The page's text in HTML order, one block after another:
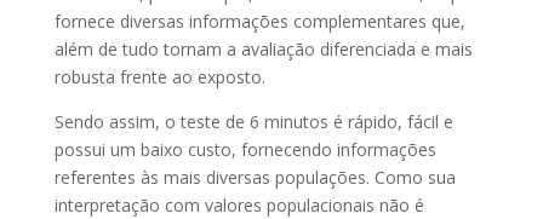
fornece diversas informações complementares que,
além de tudo tornam a avaliação diferenciada e mais
robusta frente ao exposto.
Sendo assim, o teste de 6 minutos é rápido, fácil e
possui um baixo custo, fornecendo informações
referentes às mais diversas populações. Como sua
interpretação com valores populacionais não é